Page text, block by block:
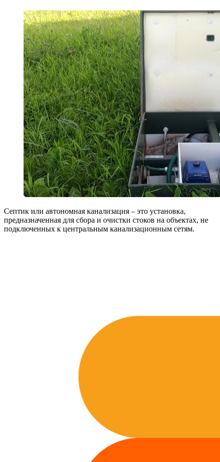
Септик или автономная канализация – это установка,
предназначенная для сбора и очистки стоков на объектах, не
подключенных к центральным канализационным сетям.